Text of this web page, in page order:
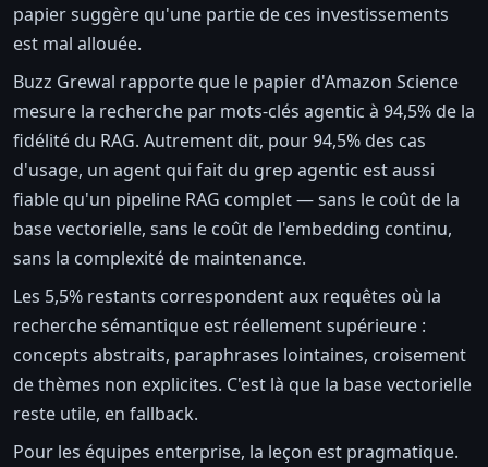
papier suggère qu'une partie de ces investissements
est mal allouée.
Buzz Grewal rapporte que le papier d'Amazon Science
mesure la recherche par mots-clés agentic à 94,5% de la
fidélité du RAG. Autrement dit, pour 94,5% des cas
d'usage, un agent qui fait du grep agentic est aussi
fiable qu'un pipeline RAG complet — sans le coût de la
base vectorielle, sans le coût de l'embedding continu,
sans la complexité de maintenance.
Les 5,5% restants correspondent aux requêtes où la
recherche sémantique est réellement supérieure :
concepts abstraits, paraphrases lointaines, croisement
de thèmes non explicites. C'est là que la base vectorielle
reste utile, en fallback.
Pour les équipes enterprise, la leçon est pragmatique.